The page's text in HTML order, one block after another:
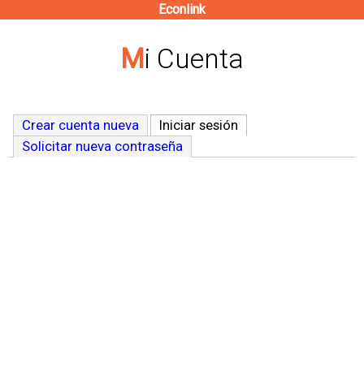
contenido
Econlink
Mi Cuenta
Crear cuenta nueva Iniciar sesión
Solicitar nueva contraseña